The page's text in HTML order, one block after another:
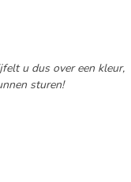
u dus over een kleur,
sturen!